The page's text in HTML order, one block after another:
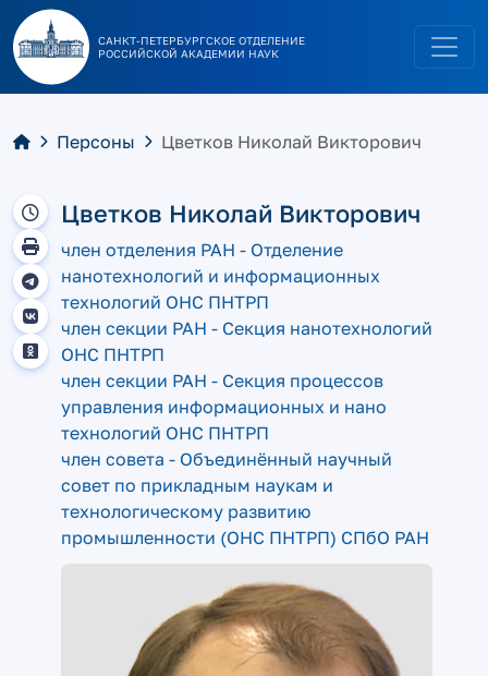
САНКТ-ПЕТЕРБУРГСКОЕ ОТДЕЛЕНИЕ
РОССИЙСКОЙ АКАДЕМИИ НАУК
Персоны Цветков Николай Викторович
Цветков Николай Викторович
член отделения РАН - Отделение
нанотехнологий и информационных
технологий ОНС ПНТРП
член секции РАН - Секция нанотехнологий
ОНС ПНТРП
член секции РАН - Секция процессов
управления информационных и нано
технологий ОНС ПНТРП
член совета - Объединённый научный
совет по прикладным наукам и
технологическому развитию
промышленности (ОНС ПНТРП) СПбО РАН